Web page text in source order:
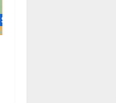
/ ശ്രീ ചൈതന്യ